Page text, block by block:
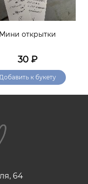
Мини открытки
30₽
Добавить к букету
64